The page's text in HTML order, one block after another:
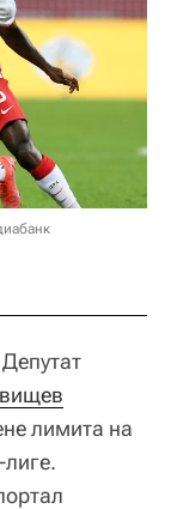
Депутат
лимита на